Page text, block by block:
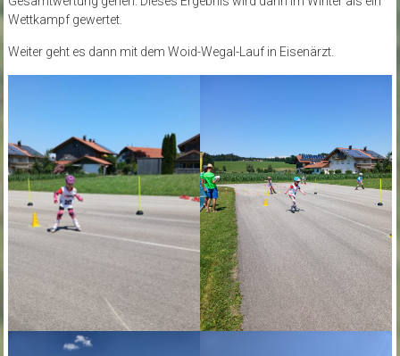
Wettkampf gewertet.
Weiter geht es dann mit dem Woid-Wegal-Lauf in Eisenärzt.